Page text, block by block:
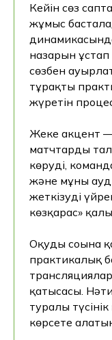
Кейін сөз
жұмыс
назарын
сөзбен
тұрақты
жүретін
Жеке акцент
матчтарды
көруді,
және мұны
жеткізуді
көзқарас»
Оқудың соңына
практикалық
қатысасың.
туралы
көрсете